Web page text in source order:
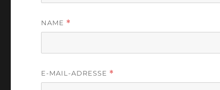
NAME *
E-MAIL-ADRESSE *